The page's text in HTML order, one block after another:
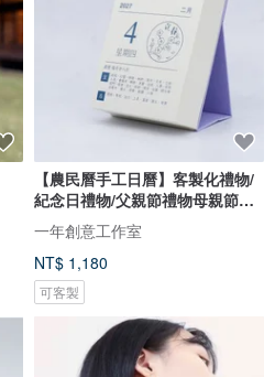
【農民曆手工日曆】客製化禮物/
紀念日禮物/父親節禮物母親節禮
一年創意工作室
NT$ 1,180
可客製